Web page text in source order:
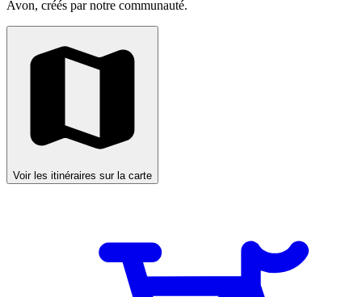
Avon, créés par notre communauté.
Voir les itinéraires sur la carte